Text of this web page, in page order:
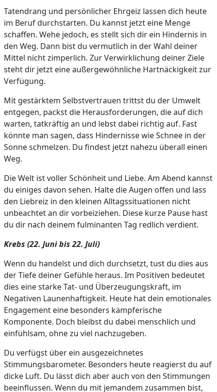
Tatendrang und persönlicher Ehrgeiz lassen dich heute
im Beruf durchstarten. Du kannst jetzt eine Menge
schaffen. Wehe jedoch, es stellt sich dir ein Hindernis in
den Weg. Dann bist du vermutlich in der Wahl deiner
Mittel nicht zimperlich. Zur Verwirklichung deiner Ziele
steht dir jetzt eine außergewöhnliche Hartnäckigkeit zur
Verfügung.
Mit gestärktem Selbstvertrauen trittst du der Umwelt
entgegen, packst die Herausforderungen, die auf dich
warten, tatkräftig an und lebst dabei richtig auf. Fast
könnte man sagen, dass Hindernisse wie Schnee in der
Sonne schmelzen. Du findest jetzt nahezu überall einen
Weg.
Die Welt ist voller Schönheit und Liebe. Am Abend kannst
du einiges davon sehen. Halte die Augen offen und lass
den Liebreiz in den kleinen Alltagssituationen nicht
unbeachtet an dir vorbeiziehen. Diese kurze Pause hast
du dir nach deinem fulminanten Tag redlich verdient.
Krebs (22. Juni bis 22. Juli)
Wenn du handelst und dich durchsetzt, tust du dies aus
der Tiefe deiner Gefühle heraus. Im Positiven bedeutet
dies eine starke Tat- und Überzeugungskraft, im
Negativen Launenhaftigkeit. Heute hat dein emotionales
Engagement eine besonders kämpferische
Komponente. Doch bleibst du dabei menschlich und
einfühlsam, ohne zu viel nachzugeben.
Du verfügst über ein ausgezeichnetes
Stimmungsbarometer. Besonders heute reagierst du auf
dicke Luft. Du lässt dich aber auch von den Stimmungen
beeinflussen. Wenn du mit jemandem zusammen bist,